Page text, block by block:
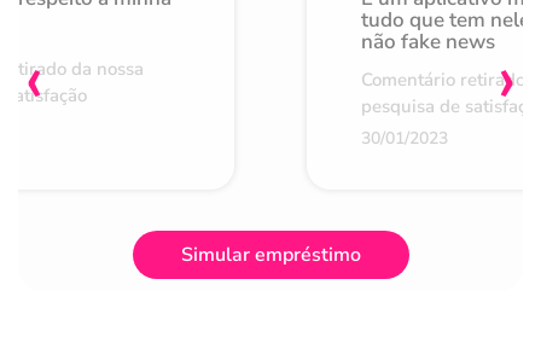
da nossa
tudo que tem nele
não fake news
Comentário retirado
pesquisa de
30/01/2023
‹ ›
Simular empréstimo